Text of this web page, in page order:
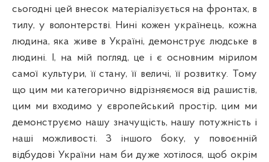
сьогодні цей внесок матеріалізується на фронтах, в
тилу, у волонтерстві. Нині кожен українець, кожна
людина, яка живе в Україні, демонструє людське в
людині. І, на мій погляд, це і є основним мірилом
самої культури, її стану, її величі, її розвитку. Тому
що цим ми категорично відрізняємося від рашистів,
цим ми входимо у європейський простір, цим ми
демонструємо нашу значущість, нашу потужність і
наші можливості. З іншого боку, у повоєнній
відбудові України нам би дуже хотілося, щоб окрім